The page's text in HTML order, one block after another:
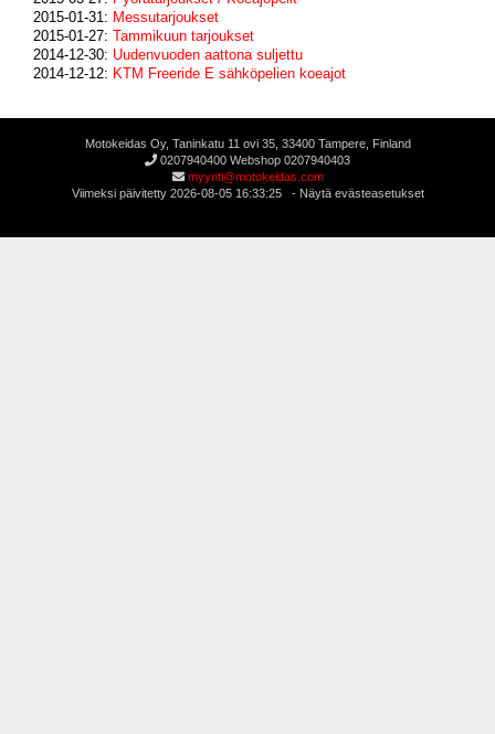
2015-01-31: Messutarjoukset
2015-01-27: Tammikuun tarjoukset
2014-12-30: Uudenvuoden aattona suljettu
2014-12-12: KTM Freeride E sähköpelien koeajot
Motokeidas Oy, Taninkatu 11 ovi 35, 33400 Tampere, Finland
0207940400 Webshop 0207940403
myynti@motokeidas.com
Viimeksi päivitetty 2026-08-05 16:33:25 - Näytä evästeasetukset